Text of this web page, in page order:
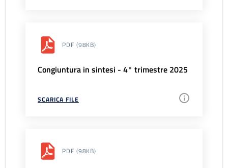
PDF (98KB)
Congiuntura in sintesi - 4° trimestre 2025
SCARICA FILE
PDF (98KB)